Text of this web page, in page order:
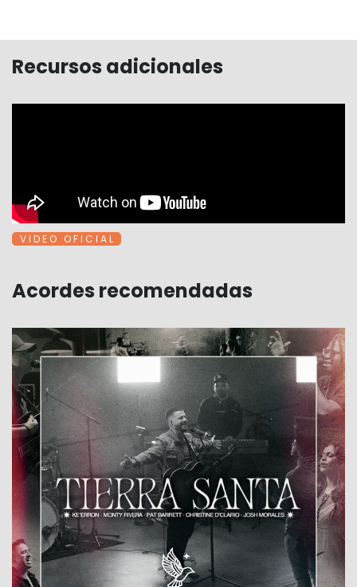
Recursos adicionales
V I D E O O F I C I A L
Acordes recomendadas